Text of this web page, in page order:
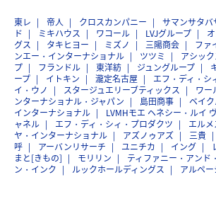
東レ 帝人 クロスカンパニー
サマンサタバ
ド
ミキハウス ワコール LVJグループ
グス
タキヒヨー ミズノ 三陽商会 ファ
ンエー・インターナショナル
ツツミ アシッ
プ
フランドル 東洋紡 ジュングループ
ープ
イトキン 瀧定名古屋 エフ・ディ・シ
イ・ウノ
スタージュエリーブティックス ワー
ンターナショナル・ジャパン
島田商事 ベイ
インターナショナル
LVMHモエ ヘネシー・ルイ
ャネル
エフ・ディ・シィ・プロダクツ エル
ヤ・インターナショナル
アズノゥアズ 三貴
呼
アーバンリサーチ ユニチカ イング
まと[きもの]
モリリン
ティファニー・アンド
ン・インク
ルックホールディングス アルペー